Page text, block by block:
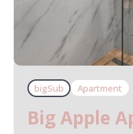
bigSub Apartment
Big Apple